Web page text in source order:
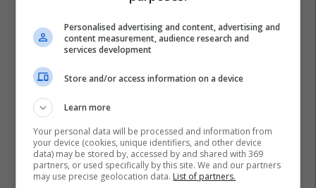
Personalised advertising and content, advertising and
content measurement, audience research and
services development
Store and/or access information on a device
Learn more
Your personal data will be processed and information from
your device (cookies, unique identifiers, and other device
data) may be stored by, accessed by and shared with 369
partners, or used specifically by this site. We and our partners
may use precise geolocation data. List of partners.